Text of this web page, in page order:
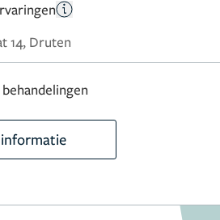
14, Druten